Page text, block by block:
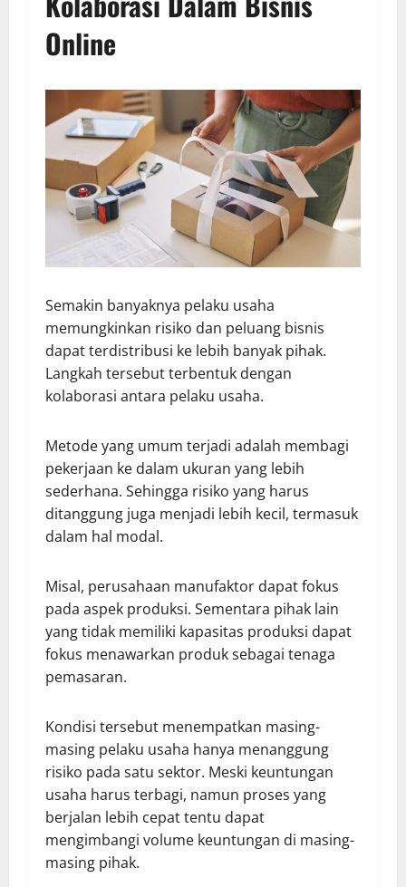
Online
Semakin banyaknya pelaku usaha
memungkinkan risiko dan peluang bisnis
dapat terdistribusi ke lebih banyak pihak.
Langkah tersebut terbentuk dengan
kolaborasi antara pelaku usaha.
Metode yang umum terjadi adalah membagi
pekerjaan ke dalam ukuran yang lebih
sederhana. Sehingga risiko yang harus
ditanggung juga menjadi lebih kecil, termasuk
dalam hal modal.
Misal, perusahaan manufaktor dapat fokus
pada aspek produksi. Sementara pihak lain
yang tidak memiliki kapasitas produksi dapat
fokus menawarkan produk sebagai tenaga
pemasaran.
Kondisi tersebut menempatkan masing-
masing pelaku usaha hanya menanggung
risiko pada satu sektor. Meski keuntungan
usaha harus terbagi, namun proses yang
berjalan lebih cepat tentu dapat
mengimbangi volume keuntungan di masing-
masing pihak.